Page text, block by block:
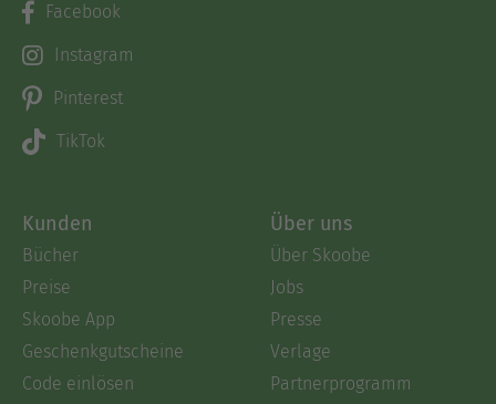
Facebook
Instagram
Pinterest
TikTok
Kunden
Bücher
Preise
Skoobe App
Geschenkgutscheine
Code einlösen
Über uns
Über Skoobe
Jobs
Presse
Verlage
Partnerprogramm